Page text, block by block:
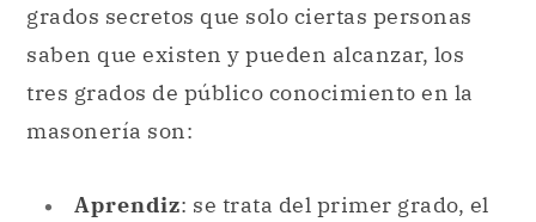
grados secretos que solo ciertas personas
saben que existen y pueden alcanzar, los
tres grados de público conocimiento en la
masonería son:
Aprendiz: se trata del primer grado, el